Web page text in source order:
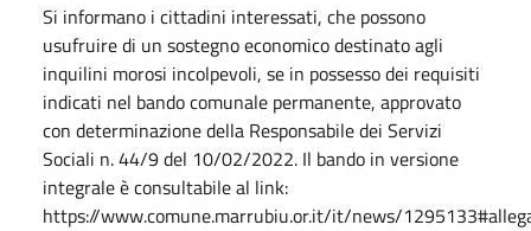
Si informano i cittadini interessati, che possono
usufruire di un sostegno economico destinato agli
inquilini morosi incolpevoli, se in possesso dei requisiti
indicati nel bando comunale permanente, approvato
con determinazione della Responsabile dei Servizi
Sociali n. 44/9 del 10/02/2022. Il bando in versione
integrale è consultabile al link:
https://www.comune.marrubiu.or.it/it/news/